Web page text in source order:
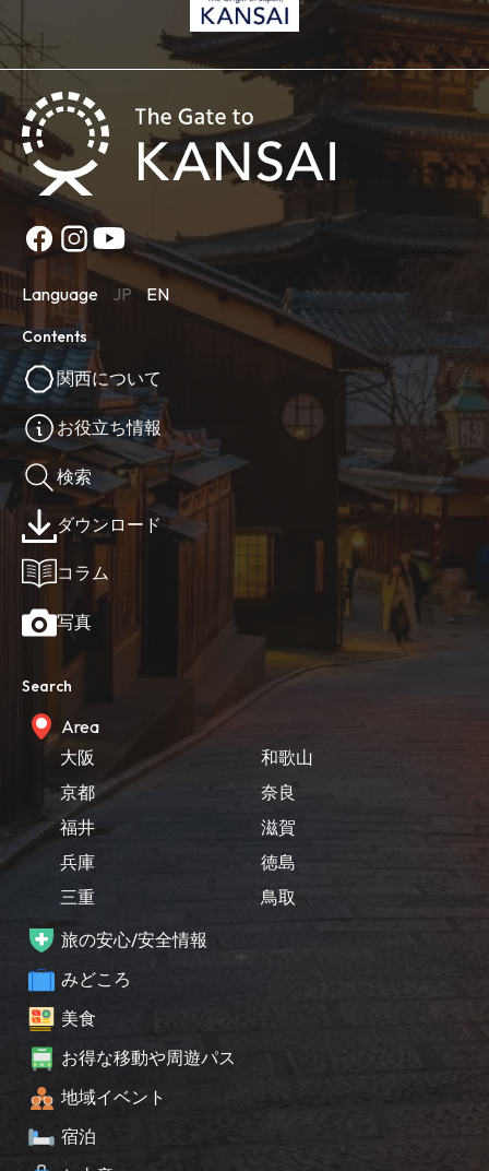
Language JP EN
Contents
関西について
お役立ち情報
検索
ダウンロード
コラム
写真
Search
Area
大阪
京都
福井
兵庫
三重
和歌山
奈良
滋賀
徳島
鳥取
旅の安心/安全情報
みどころ
美食
お得な移動や周遊パス
地域イベント
宿泊